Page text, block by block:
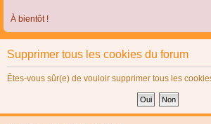
À bientôt !
Supprimer tous les cookies du forum
Êtes-vous sûr(e) de vouloir supprimer tous les